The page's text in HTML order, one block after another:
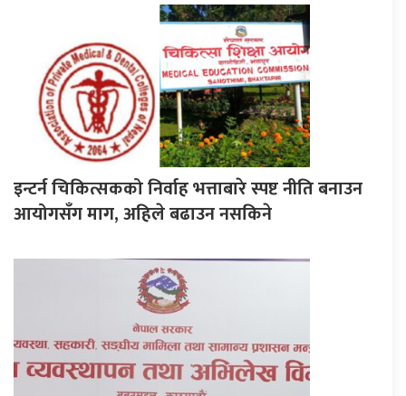
इन्टर्न चिकित्सकको निर्वाह भत्ताबारे स्पष्ट नीति बनाउन
आयोगसँग माग, अहिले बढाउन नसकिने